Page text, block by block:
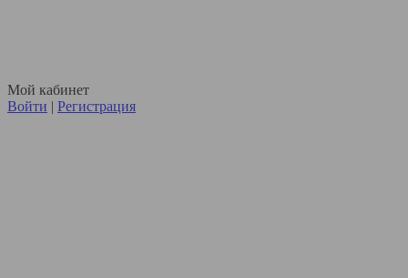
Мой кабинет
Войти | Регистрация